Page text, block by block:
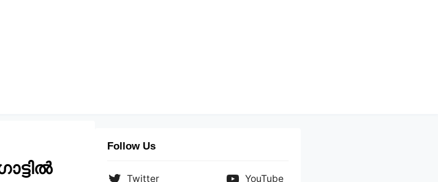
Follow Us
Twitter
YouTube